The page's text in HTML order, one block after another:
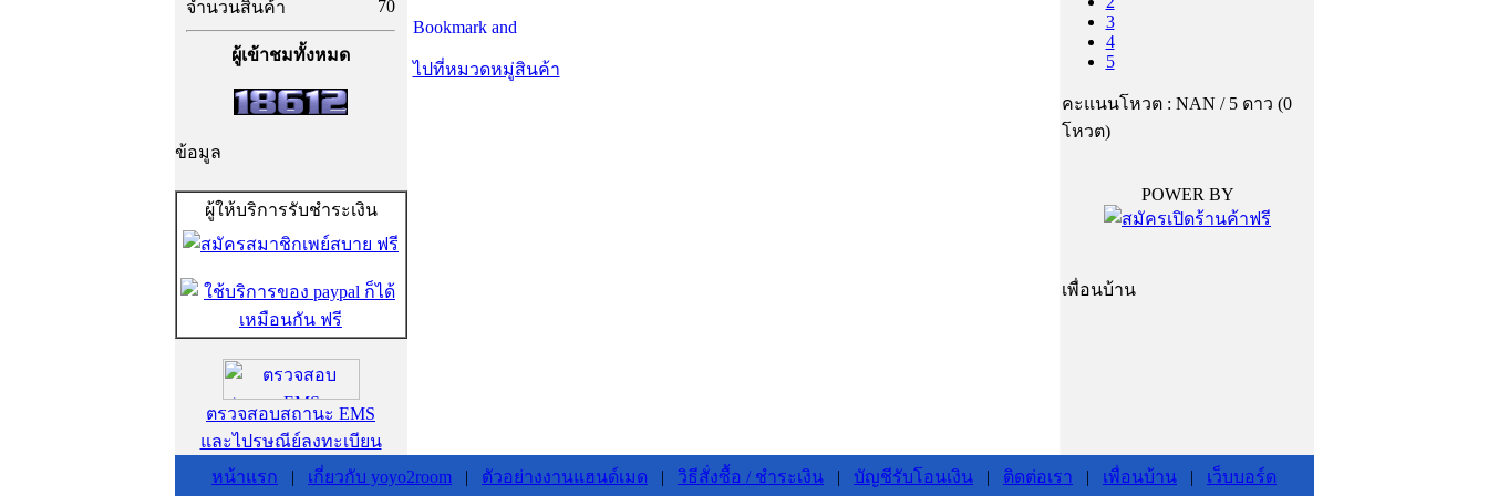
จำนวนสินค้า 70
ผู้เข้าชมทั้งหมด
ข้อมูล
ผู้ให้บริการรับชำระเงิน
ตรวจสอบสถานะ EMS
และไปรษณีย์ลงทะเบียน
ไปที่หมวดหมู่สินค้า
3
4
5
คะแนนโหวต : NAN / 5 ดาว (0
โหวต)
POWER BY
เพื่อนบ้าน
หน้าแรก | เกี่ยวกับ yoyo2room | ตัวอย่างงานแฮนด์เมด | วิธีสั่งซื้อ / ชำระเงิน | บัญชีรับโอนเงิน | ติดต่อเรา | เพื่อนบ้าน | เว็บบอร์ด